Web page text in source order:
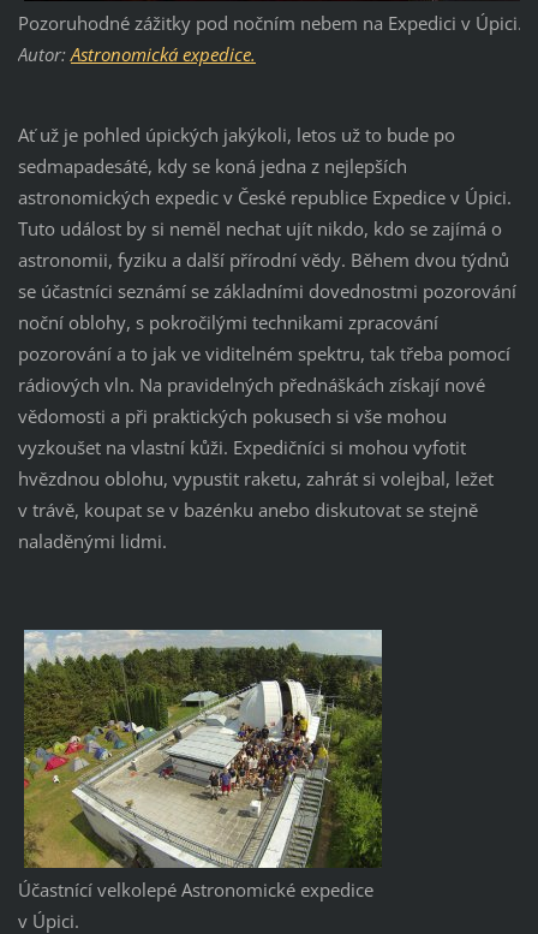
Pozoruhodné zážitky pod nočním nebem na Expedici v Úpici.
Autor: Astronomická expedice.
Ať už je pohled úpických jakýkoli, letos už to bude po
sedmapadesáté, kdy se koná jedna z nejlepších
astronomických expedic v České republice Expedice v Úpici.
Tuto událost by si neměl nechat ujít nikdo, kdo se zajímá o
astronomii, fyziku a další přírodní vědy. Během dvou týdnů
se účastníci seznámí se základními dovednostmi pozorování
noční oblohy, s pokročilými technikami zpracování
pozorování a to jak ve viditelném spektru, tak třeba pomocí
rádiových vln. Na pravidelných přednáškách získají nové
vědomosti a při praktických pokusech si vše mohou
vyzkoušet na vlastní kůži. Expedičníci si mohou vyfotit
hvězdnou oblohu, vypustit raketu, zahrát si volejbal, ležet
v trávě, koupat se v bazénku anebo diskutovat se stejně
naladěnými lidmi.
Účastnící velkolepé Astronomické expedice
v Úpici.